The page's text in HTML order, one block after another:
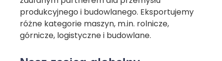
produkcyjnego i budowlanego. Eksportujemy
różne kategorie maszyn, m.in. rolnicze,
górnicze, logistyczne i budowlane.